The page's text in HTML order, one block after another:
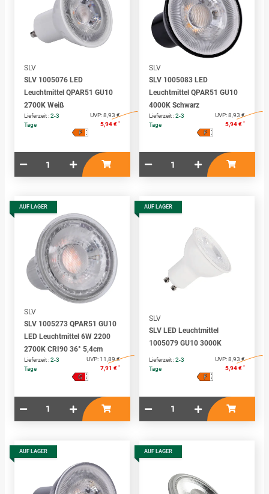
SLV
SLV 1005076 LED
Leuchtmittel QPAR51 GU10
2700K Weiß
Lieferzeit :2-3
Tage
UVP:8,93 €
5,94 € *
A
↑
G
F
SLV
SLV 1005083 LED
Leuchtmittel QPAR51 GU10
4000K Schwarz
Lieferzeit :2-3
Tage
UVP:8,93 €
5,94 € *
A
↑
G
F
AUF LAGER
SLV
SLV 1005273 QPAR51 GU10
LED Leuchtmittel 6W 2200
2700K CRI90 36° 5,4cm
Lieferzeit :2-3
Tage
UVP:11,89 €
7,91 € *
A
↑
G
G
AUF LAGER
SLV
SLV LED Leuchtmittel
1005079 GU10 3000K
Lieferzeit :2-3
Tage
UVP:8,93 €
5,94 € *
A
↑
G
F
AUF LAGER AUF LAGER